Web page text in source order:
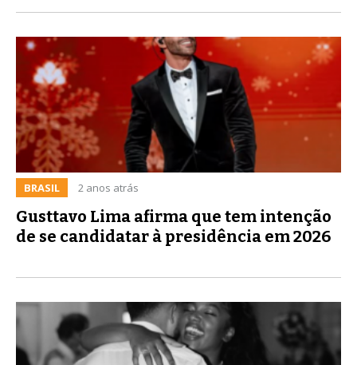
BRASIL 2 anos atrás
Gusttavo Lima afirma que tem intenção
de se candidatar à presidência em 2026